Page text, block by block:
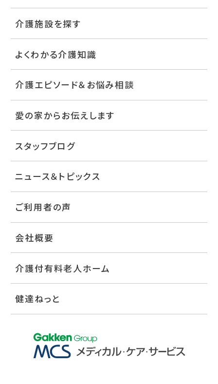
介護施設を探す
よくわかる介護知識
介護エピソード＆お悩み相談
愛の家からお伝えします
スタッフブログ
ニュース＆トピックス
ご利用者の声
会社概要
介護付有料老人ホーム
健達ねっと